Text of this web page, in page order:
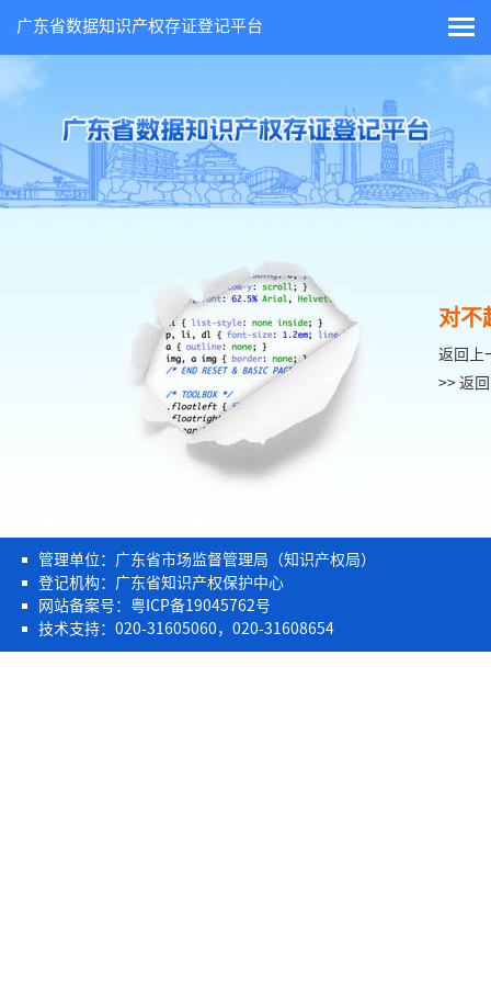
广东省数据知识产权存证登记平台
对不
返回上
>> 返
管理单位：广东省市场监督管理局（知识产权局）
登记机构：广东省知识产权保护中心
网站备案号：粤ICP备19045762号
技术支持：020-31605060，020-31608654